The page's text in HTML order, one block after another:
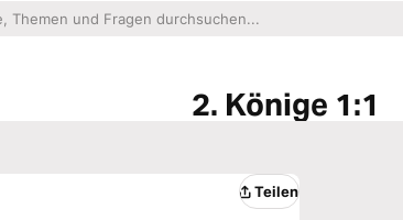
2. Könige 1:1
Teilen